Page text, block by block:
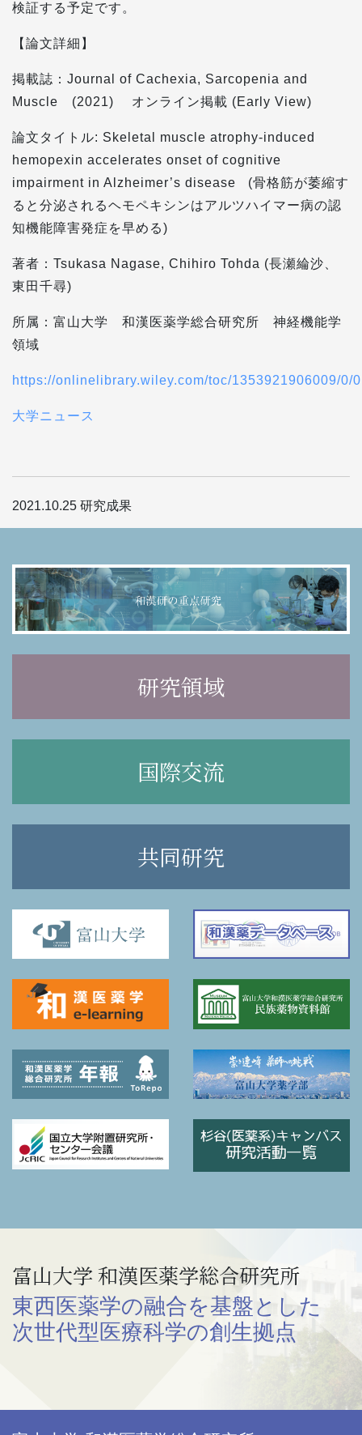
検証する予定です。
【論文詳細】
掲載誌：Journal of Cachexia, Sarcopenia and
Muscle (2021) オンライン掲載 (Early View)
論文タイトル: Skeletal muscle atrophy-induced
hemopexin accelerates onset of cognitive
impairment in Alzheimer’s disease (骨格筋が萎縮す
ると分泌されるヘモペキシンはアルツハイマー病の認
知機能障害発症を早める)
著者：Tsukasa Nagase, Chihiro Tohda (長瀬綸沙、
東田千尋)
所属：富山大学 和漢医薬学総合研究所 神経機能学
領域
https://onlinelibrary.wiley.com/toc/1353921906009/0/0
大学ニュース
2021.10.25 研究成果
研究領域
国際交流
共同研究
富山大学 和漢医薬学総合研究所
東西医薬学の融合を基盤とした
次世代型医療科学の創生拠点